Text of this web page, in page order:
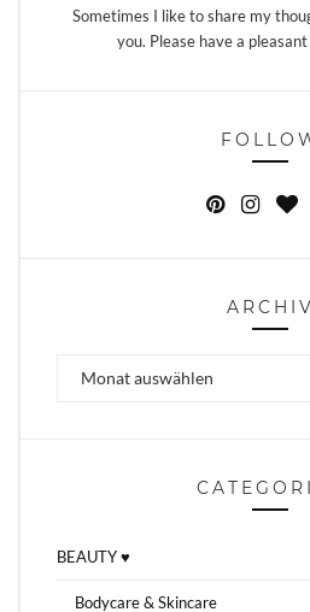
Sometimes I like to share my
you. Please have a
ARCHIV
BEAUTY ♥
Bodycare & Skincare